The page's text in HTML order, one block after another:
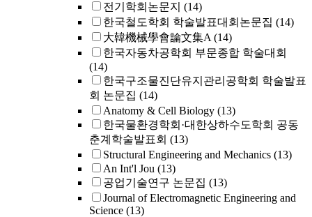
전기학회논문지 (14)
한국철도학회 학술발표대회논문집 (14)
大韓機械學會論文集A (14)
한국자동차공학회 부문종합 학술대회
(14)
한국구조물진단유지관리공학회 학술발표
회 논문집 (14)
Anatomy & Cell Biology (13)
한국물환경학회·대한상하수도학회 공동
춘계학술발표회 (13)
Structural Engineering and Mechanics (13)
An Int'l Jou (13)
공업기술연구 논문집 (13)
Journal of Electromagnetic Engineering and
Science (13)